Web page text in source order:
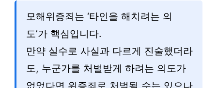
모해위증죄는 ‘타인을 해치려는 의
도’가 핵심입니다.
만약 실수로 사실과 다르게 진술했더라
도, 누군가를 처벌받게 하려는 의도가
없었다면 위증죄로 처벌될 수는 있으나